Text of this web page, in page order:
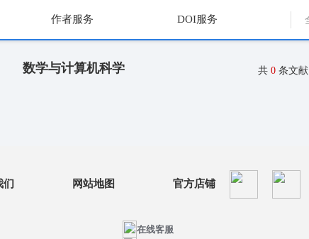
作者服务 DOI服务
数学与计算机科学 共 0 条文献
们 网站地图 官方店铺
在线客服